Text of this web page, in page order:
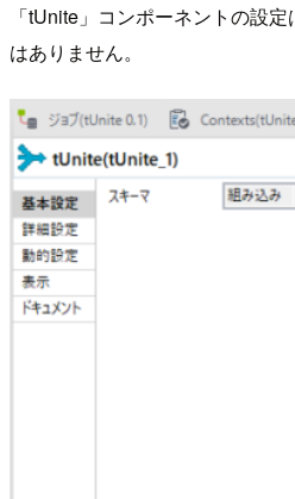
「tUnite」コンポーネントの設
はありません。